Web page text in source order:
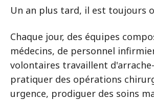
Un an plus tard, il est toujours
Chaque jour, des équipes
médecins, de personnel
volontaires travaillent
pratiquer des opérations
urgence, prodiguer des soins